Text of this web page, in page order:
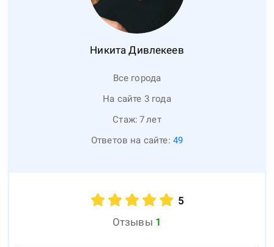
Никита Дивлекеев
Все города
На сайте 3 года
Стаж: 7лет
Ответов на сайте: 49
5
Отзывы 1